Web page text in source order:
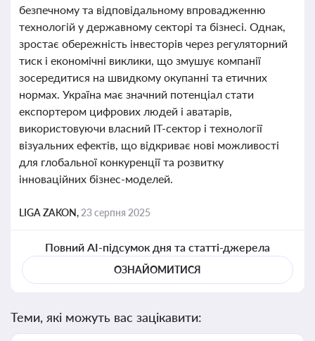
безпечному та відповідальному впровадженню
технологій у державному секторі та бізнесі. Однак,
зростає обережність інвесторів через регуляторний
тиск і економічні виклики, що змушує компанії
зосередитися на швидкому окупанні та етичних
нормах. Україна має значний потенціал стати
експортером цифрових людей і аватарів,
використовуючи власний ІТ-сектор і технології
візуальних ефектів, що відкриває нові можливості
для глобальної конкуренції та розвитку
інноваційних бізнес-моделей.
LIGA ZAKON, 23 серпня 2025
Повний AI-підсумок дня та статті-джерела
ОЗНАЙОМИТИСЯ
Теми, які можуть вас зацікавити: